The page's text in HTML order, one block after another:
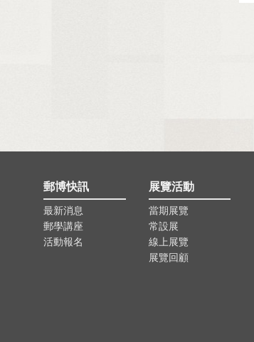
郵博快訊
最新消息
郵學講座
活動報名
展覽活動
當期展覽
常設展
線上展覽
展覽回顧